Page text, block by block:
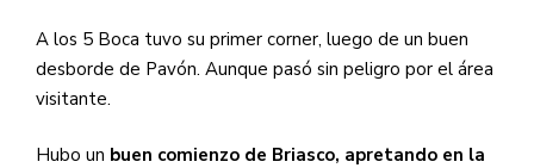
A los 5 Boca tuvo su primer corner, luego de un buen
desborde de Pavón. Aunque pasó sin peligro por el área
visitante.
Hubo un buen comienzo de Briasco, apretando en la